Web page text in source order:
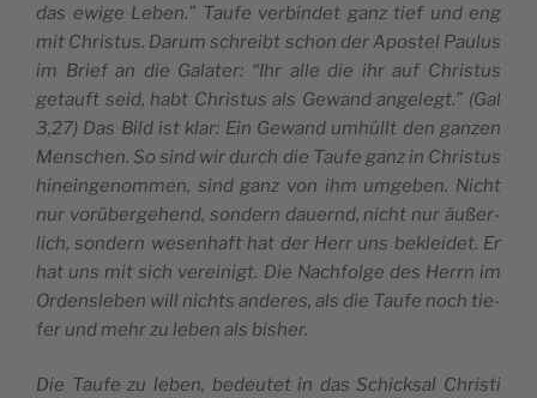
das ewi­ge Leben.” Tau­fe ver­bin­det ganz tief und eng
mit Chri­stus. Darum schreibt schon der Apo­stel Pau­lus
im Brief an die Gala­ter: “Ihr alle die ihr auf Chri­stus
getauft seid, habt Chri­stus als Gewand ange­legt.” (Gal
3,27) Das Bild ist klar: Ein Gewand umhüllt den gan­zen
Men­schen. So sind wir durch die Tau­fe ganz in Chri­stus
hinein­ge­nom­men, sind ganz von ihm umge­ben. Nicht
nur vorü­ber­ge­hend, son­dern dauernd, nicht nur äußer­
lich, son­dern wese­n­haft hat der Herr uns beklei­det. Er
hat uns mit sich verei­nigt. Die Nach­fol­ge des Herrn im
Orden­sle­ben will nich­ts ande­res, als die Tau­fe noch tie­
fer und mehr zu leben als bisher.
Die Tau­fe zu leben, bedeu­tet in das Schick­sal Chri­sti